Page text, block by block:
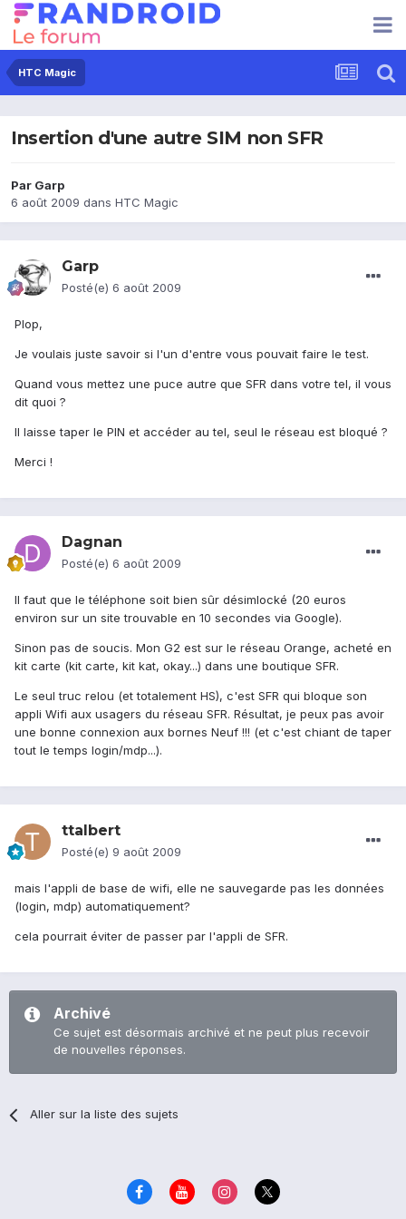
HTC Magic
Insertion d'une autre SIM non SFR
Par Garp
6 août 2009 dans HTC Magic
Garp
Posté(e) 6 août 2009
Plop,
Je voulais juste savoir si l'un d'entre vous pouvait faire le test.
Quand vous mettez une puce autre que SFR dans votre tel, il vous
dit quoi ?
Il laisse taper le PIN et accéder au tel, seul le réseau est bloqué ?
Merci !
Dagnan
Posté(e) 6 août 2009
Il faut que le téléphone soit bien sûr désimlocké (20 euros
environ sur un site trouvable en 10 secondes via Google).
Sinon pas de soucis. Mon G2 est sur le réseau Orange, acheté en
kit carte (kit carte, kit kat, okay...) dans une boutique SFR.
Le seul truc relou (et totalement HS), c'est SFR qui bloque son
appli Wifi aux usagers du réseau SFR. Résultat, je peux pas avoir
une bonne connexion aux bornes Neuf !!! (et c'est chiant de taper
tout le temps login/mdp...).
ttalbert
Posté(e) 9 août 2009
mais l'appli de base de wifi, elle ne sauvegarde pas les données
(login, mdp) automatiquement?
cela pourrait éviter de passer par l'appli de SFR.
Archivé
Ce sujet est désormais archivé et ne peut plus recevoir
de nouvelles réponses.
Aller sur la liste des sujets